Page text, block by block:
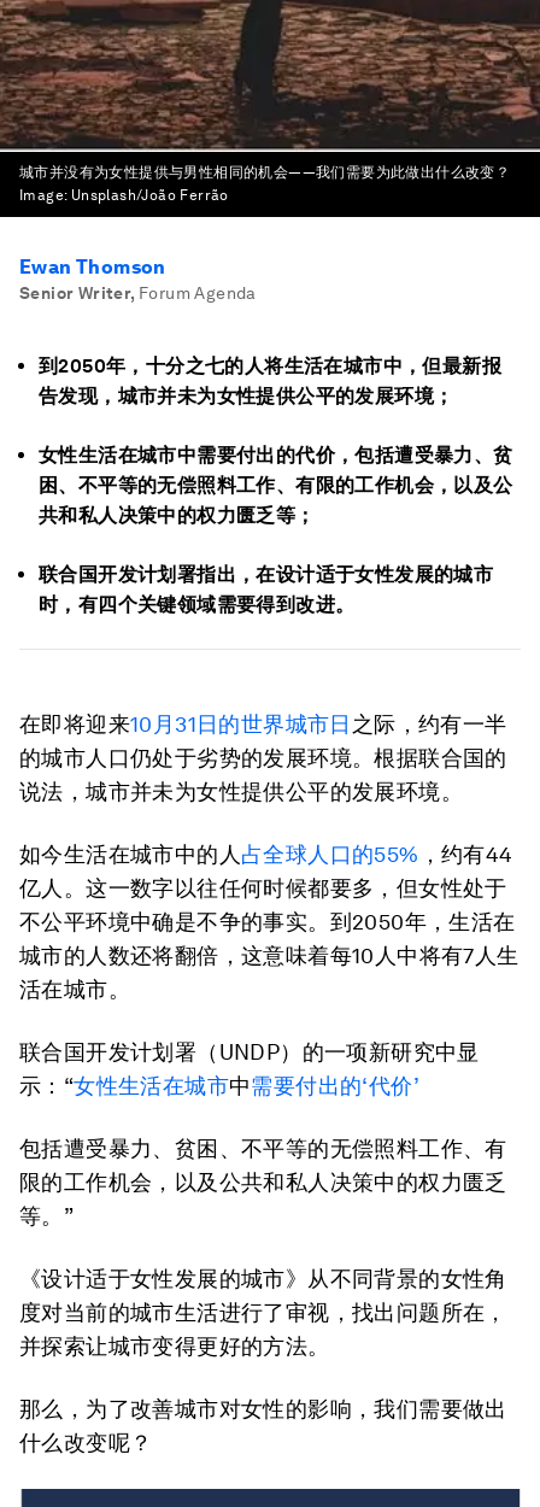
城市并没有为女性提供与男性相同的机会——我们需要为此做出什么改变？
Image: Unsplash/João Ferrão
Ewan Thomson
Senior Writer, Forum Agenda
到2050年，十分之七的人将生活在城市中，但最新报
告发现，城市并未为女性提供公平的发展环境；
女性生活在城市中需要付出的代价，包括遭受暴力、贫
困、不平等的无偿照料工作、有限的工作机会，以及公
共和私人决策中的权力匮乏等；
联合国开发计划署指出，在设计适于女性发展的城市
时，有四个关键领域需要得到改进。
在即将迎来10 月 31日的世界城市日 之际，约有一半
的城市人口仍处于劣势的发展环境。根据联合国的
说法，城市并未为女性提供公平的发展环境。
如今生活在城市中的人 占全球人口的55% ，约有44
亿人。这一数字以往任何时候都要多，但女性处于
不公平环境中确是不争的事实。到2050年，生活在
城市的人数还将翻倍，这意味着每10人中将有7人生
活在城市。
联合国开发计划署（UNDP）的一项新研究中显
示：“女性生活在城市中需要付出的‘代价’
包括遭受暴力、贫困、不平等的无偿照料工作、有
限的工作机会，以及公共和私人决策中的权力匮乏
等。”
《设计适于女性发展的城市》从不同背景的女性角
度对当前的城市生活进行了审视，找出问题所在，
并探索让城市变得更好的方法。
那么，为了改善城市对女性的影响，我们需要做出
什么改变呢？